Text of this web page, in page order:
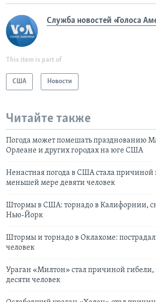
Служба новостей «Голоса
This item is part of
США Новости
Читайте также
Погода может помешать празднованию
Орлеане и других городах на юге США
Ненастная погода в США стала причиной
меньшей мере девяти человек
Штормы в США: торнадо в Калифорнии,
Нью-Йорк
Штормы и торнадо в Оклахоме:
человек
Ураган «Милтон» стал причиной
десяти человек